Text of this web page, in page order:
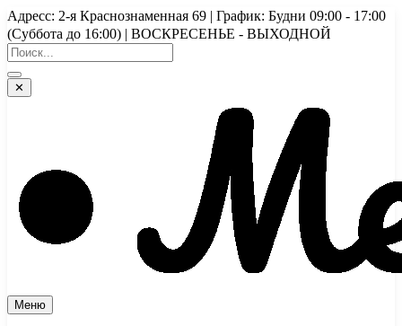
Перейти
к
содержимому
Адресс: 2-я Краснознаменная 69 | График: Будни 09:00 - 17:00
(Суббота до 16:00) | ВОСКРЕСЕНЬЕ - ВЫХОДНОЙ
✕
Меню